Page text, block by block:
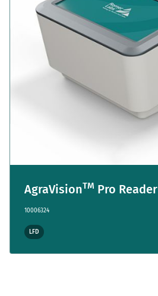
AgraVisionTM Pro Reader
10006324
LFD